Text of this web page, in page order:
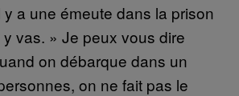
y a une émeute dans la prison
vas. » Je peux vous dire
on débarque dans un
on ne fait pas le